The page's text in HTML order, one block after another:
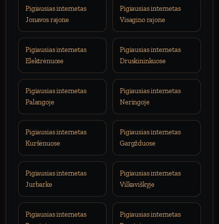
Pigiausias internetas
Jonavos rajone
Pigiausias internetas
Visagino rajone
Pigiausias internetas
Elektrėnuose
Pigiausias internetas
Druskininkuose
Pigiausias internetas
Palangoje
Pigiausias internetas
Neringoje
Pigiausias internetas
Kuršėnuose
Pigiausias internetas
Gargžduose
Pigiausias internetas
Jurbarke
Pigiausias internetas
Vilkaviškyje
Pigiausias internetas
Pigiausias internetas